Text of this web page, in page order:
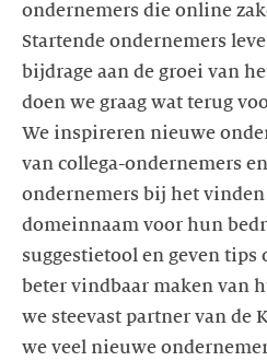
ondernemers die online
Startende ondernemers
bijdrage aan de groei van
doen we graag wat terug
We inspireren nieuwe
van collega-ondernemers
ondernemers bij het vinden
domeinnaam voor hun
suggestietool en geven tips
beter vindbaar maken van
we steevast partner van de
we veel nieuwe